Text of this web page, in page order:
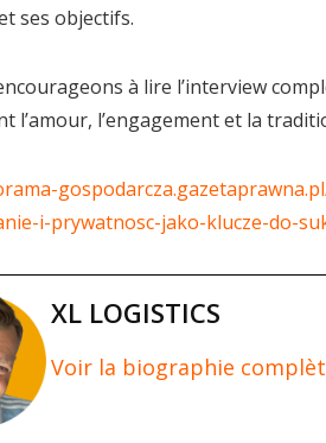
ses objectifs.
à lire l’interview
l’amour, l’engagement et la
i-prywatnosc-jako-klucze-do-
XL LOGISTICS
Voir la biographie